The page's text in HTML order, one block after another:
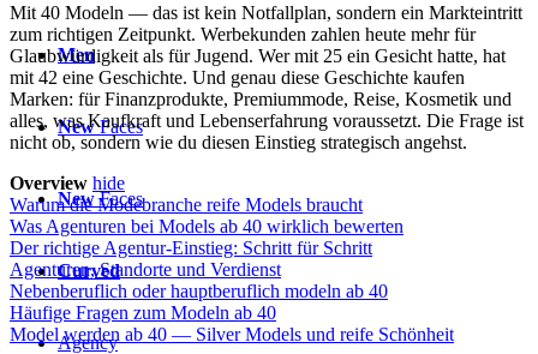
Men
NewFaces
NewFaces
Curved
Agency
Mit 40 Modeln — das ist kein Notfallplan, sondern ein Markteintritt
zum richtigen Zeitpunkt. Werbekunden zahlen heute mehr für
Glaubwürdigkeit als für Jugend. Wer mit 25 ein Gesicht hatte, hat
mit 42 eine Geschichte. Und genau diese Geschichte kaufen
Marken: für Finanzprodukte, Premiummode, Reise, Kosmetik und
alles, was Kaufkraft und Lebenserfahrung voraussetzt. Die Frage ist
nicht ob, sondern wie du diesen Einstieg strategisch angehst.
Overview hide
Warum die Modebranche reife Models braucht
Was Agenturen bei Models ab 40 wirklich bewerten
Der richtige Agentur-Einstieg: Schritt für Schritt
Agenturen, Standorte und Verdienst
Nebenberuflich oder hauptberuflich modeln ab 40
Häufige Fragen zum Modeln ab 40
Model werden ab 40 — Silver Models und reife Schönheit